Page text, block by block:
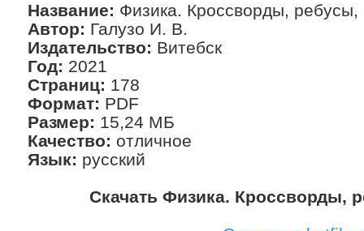
Название: Физика. Кроссворды,
Автор: Галузо И. В.
Издательство: Витебск
Год: 2021
Страниц: 178
Формат: PDF
Размер: 15,24 МБ
Качество: отличное
Язык: русский
Скачать Физика. Кроссворды,